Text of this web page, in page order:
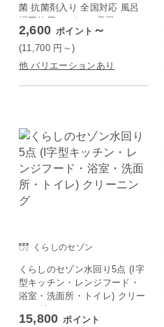
菌 抗菌剤入り 全国対応 風呂
場不使用 ベイシア電器のエア
コンクリーニング
2,600 ポイント ～
(11,700 円 ～)
他 バリエーションあり
くらしのセゾン
くらしのセゾン水回り5点 (I字
型キッチン・レンジフード・
浴室・洗面所・トイレ) クリー
ニング
15,800 ポイント